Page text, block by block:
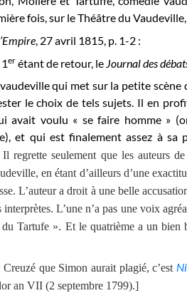
fois, sur le Théâtre du
, 27 avril 1815, p. 1-2 :
er étant de retour, le Journal des
qui met sur la petite
le choix de tels sujets. Il en
avait voulu « se faire homme »
et qui est finalement assez à sa
regrette seulement que les auteurs
en étant d’ailleurs d’une
L’auteur a droit à une belle
interprètes. L’une n’a pas une voix
du Tartufe ». Et le quatrième a un bien
que Simon aurait plagié, c’est
an VII (2 septembre 1799).]